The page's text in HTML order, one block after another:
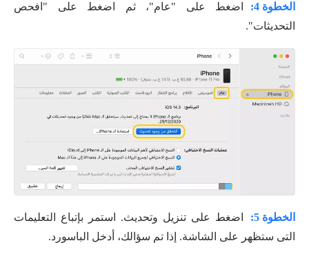
الخطوة 4:
اضغط على "عام"، ثم اضغط على "افحص
التحديثات".
الخطوة 5:
اضغط على تنزيل وتحديث. استمر بإتباع التعليمات
التى ستظهر على الشاشة. إذا تم سؤالك، أدخل الباسورد.